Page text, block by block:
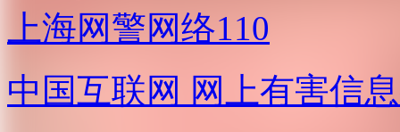
上海网警网络110
中国互联网 网上有害信